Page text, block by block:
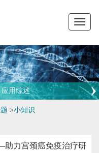
Toggle
应用综述
>小知识
助力宫颈癌免疫治疗研